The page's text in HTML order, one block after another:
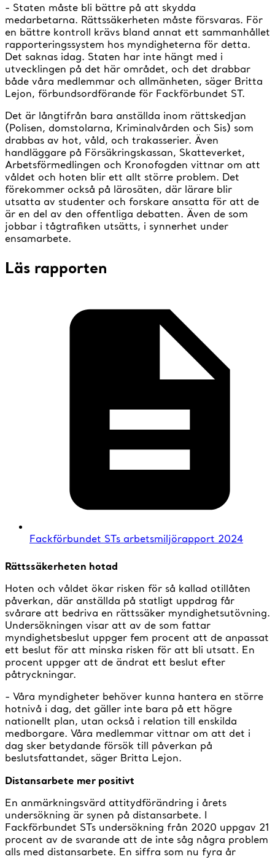
- Staten måste bli bättre på att skydda
medarbetarna. Rättssäkerheten måste försvaras. För
en bättre kontroll krävs bland annat ett sammanhållet
rapporteringssystem hos myndigheterna för detta.
Det saknas idag. Staten har inte hängt med i
utvecklingen på det här området, och det drabbar
både våra medlemmar och allmänheten, säger Britta
Lejon, förbundsordförande för Fackförbundet ST.
Det är långtifrån bara anställda inom rättskedjan
(Polisen, domstolarna, Kriminalvården och Sis) som
drabbas av hot, våld, och trakasserier. Även
handläggare på Försäkringskassan, Skatteverket,
Arbetsförmedlingen och Kronofogden vittnar om att
våldet och hoten blir ett allt större problem. Det
förekommer också på lärosäten, där lärare blir
utsatta av studenter och forskare ansatta för att de
är en del av den offentliga debatten. Även de som
jobbar i tågtrafiken utsätts, i synnerhet under
ensamarbete.
Läs rapporten
Fackförbundet STs arbetsmiljörapport 2024
Rättssäkerheten hotad
Hoten och våldet ökar risken för så kallad otillåten
påverkan, där anställda på statligt uppdrag får
svårare att bedriva en rättssäker myndighetsutövning.
Undersökningen visar att av de som fattar
myndighetsbeslut uppger fem procent att de anpassat
ett beslut för att minska risken för att bli utsatt. En
procent uppger att de ändrat ett beslut efter
påtryckningar.
- Våra myndigheter behöver kunna hantera en större
hotnivå i dag, det gäller inte bara på ett högre
nationellt plan, utan också i relation till enskilda
medborgare. Våra medlemmar vittnar om att det i
dag sker betydande försök till påverkan på
beslutsfattandet, säger Britta Lejon.
Distansarbete mer positivt
En anmärkningsvärd attitydförändring i årets
undersökning är synen på distansarbete. I
Fackförbundet STs undersökning från 2020 uppgav 21
procent av de svarande att de inte såg några problem
alls med distansarbete. En siffra som nu fyra år